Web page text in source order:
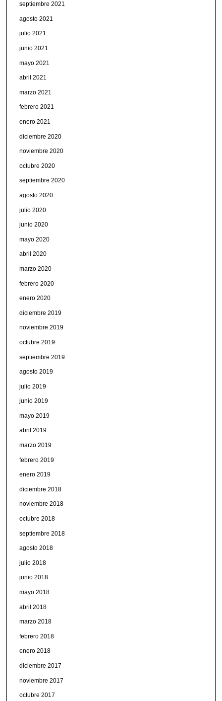
septiembre 2021
agosto 2021
julio 2021
junio 2021
mayo 2021
abril 2021
marzo 2021
febrero 2021
enero 2021
diciembre 2020
noviembre 2020
octubre 2020
septiembre 2020
agosto 2020
julio 2020
junio 2020
mayo 2020
abril 2020
marzo 2020
febrero 2020
enero 2020
diciembre 2019
noviembre 2019
octubre 2019
septiembre 2019
agosto 2019
julio 2019
junio 2019
mayo 2019
abril 2019
marzo 2019
febrero 2019
enero 2019
diciembre 2018
noviembre 2018
octubre 2018
septiembre 2018
agosto 2018
julio 2018
junio 2018
mayo 2018
abril 2018
marzo 2018
febrero 2018
enero 2018
diciembre 2017
noviembre 2017
octubre 2017